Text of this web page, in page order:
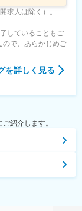
求人は除く）。
していることもご
ので、あらかじめご
を詳しく見る
紹介します。